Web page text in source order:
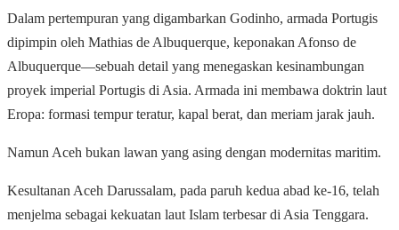
Dalam pertempuran yang digambarkan Godinho, armada Portugis
dipimpin oleh Mathias de Albuquerque, keponakan Afonso de
Albuquerque—sebuah detail yang menegaskan kesinambungan
proyek imperial Portugis di Asia. Armada ini membawa doktrin laut
Eropa: formasi tempur teratur, kapal berat, dan meriam jarak jauh.
Namun Aceh bukan lawan yang asing dengan modernitas maritim.
Kesultanan Aceh Darussalam, pada paruh kedua abad ke-16, telah
menjelma sebagai kekuatan laut Islam terbesar di Asia Tenggara.